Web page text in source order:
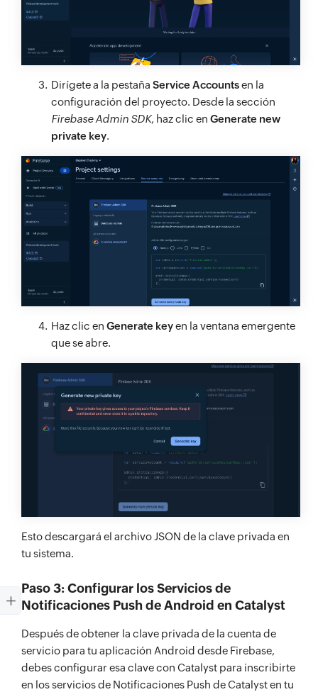
Dirígete a la pestaña Service Accountsen la
configuración del proyecto. Desde la sección
Firebase Admin SDK, haz clic en Generate new
private key.
Haz clic en Generate keyen la ventana emergente
que se abre.
Esto descargará el archivo JSON de la clave privada en
tu sistema.
Paso 3: Configurar los Servicios de
Notificaciones Push de Android en Catalyst
Después de obtener la clave privada de la cuenta de
servicio para tu aplicación Android desde Firebase,
debes configurar esa clave con Catalyst para inscribirte
en los servicios de Notificaciones Push de Catalyst en tu